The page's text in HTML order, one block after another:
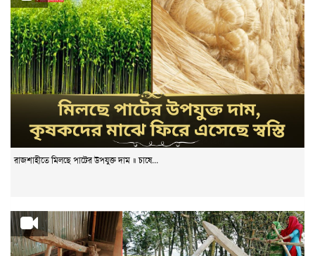
রাজশাহীতে মিলছে পাটের উপযুক্ত দাম ॥ চাষে...